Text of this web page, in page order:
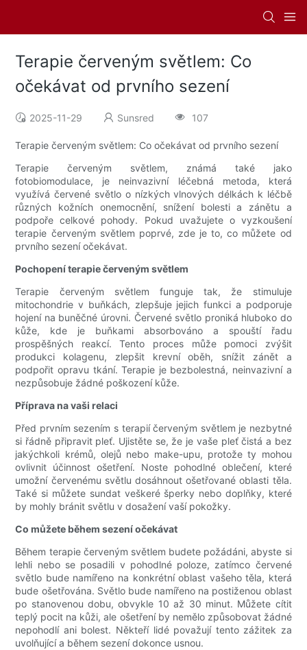
Terapie červeným světlem: Co
očekávat od prvního sezení
2025-11-29 Sunsred 107
Terapie červeným světlem: Co očekávat od prvního sezení
Terapie červeným světlem, známá také jako
fotobiomodulace, je neinvazivní léčebná metoda, která
využívá červené světlo o nízkých vlnových délkách k léčbě
různých kožních onemocnění, snížení bolesti a zánětu a
podpoře celkové pohody. Pokud uvažujete o vyzkoušení
terapie červeným světlem poprvé, zde je to, co můžete od
prvního sezení očekávat.
Pochopení terapie červeným světlem
Terapie červeným světlem funguje tak, že stimuluje
mitochondrie v buňkách, zlepšuje jejich funkci a podporuje
hojení na buněčné úrovni. Červené světlo proniká hluboko do
kůže, kde je buňkami absorbováno a spouští řadu
prospěšných reakcí. Tento proces může pomoci zvýšit
produkci kolagenu, zlepšit krevní oběh, snížit zánět a
podpořit opravu tkání. Terapie je bezbolestná, neinvazivní a
nezpůsobuje žádné poškození kůže.
Příprava na vaši relaci
Před prvním sezením s terapií červeným světlem je nezbytné
si řádně připravit pleť. Ujistěte se, že je vaše pleť čistá a bez
jakýchkoli krémů, olejů nebo make-upu, protože ty mohou
ovlivnit účinnost ošetření. Noste pohodlné oblečení, které
umožní červenému světlu dosáhnout ošetřované oblasti těla.
Také si můžete sundat veškeré šperky nebo doplňky, které
by mohly bránit světlu v dosažení vaší pokožky.
Co můžete během sezení očekávat
Během terapie červeným světlem budete požádáni, abyste si
lehli nebo se posadili v pohodlné poloze, zatímco červené
světlo bude namířeno na konkrétní oblast vašeho těla, která
bude ošetřována. Světlo bude namířeno na postiženou oblast
po stanovenou dobu, obvykle 10 až 30 minut. Můžete cítit
teplý pocit na kůži, ale ošetření by nemělo způsobovat žádné
nepohodlí ani bolest. Někteří lidé považují tento zážitek za
uvolňující a během sezení dokonce usnou.